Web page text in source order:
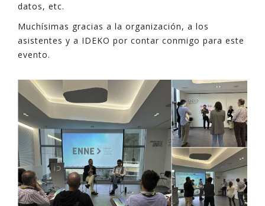
datos, etc.
Muchísimas gracias a la organización, a los
asistentes y a IDEKO por contar conmigo para este
evento.